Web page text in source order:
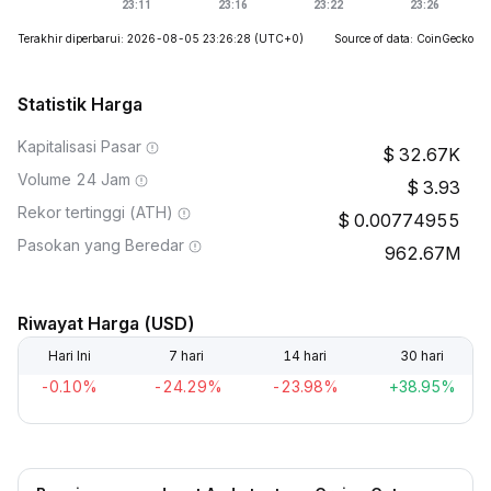
Terakhir diperbarui: 2026-08-05 23:26:28 (UTC+0) Source of data: CoinGecko
Statistik Harga
Kapitalisasi Pasar 32.67K
Volume 24 Jam 3.93
Rekor tertinggi (ATH) 0.00774955
Pasokan yang Beredar 962.67M
Riwayat Harga (USD)
Hari Ini 7 hari 14 hari 30 hari
-0.10% -24.29% -23.98% +38.95%